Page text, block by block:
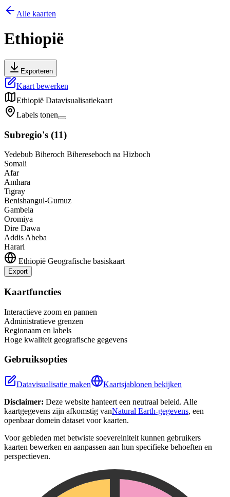
Alle kaarten
Ethiopië
Exporteren
Kaart bewerken
Ethiopië Datavisualisatiekaart
Labels tonen
Subregio's (11)
Yedebub Biheroch Bihereseboch na Hizboch
Somali
Afar
Amhara
Tigray
Benishangul-Gumuz
Gambela
Oromiya
Dire Dawa
Addis Abeba
Harari
Ethiopië Geografische basiskaart
Export
+
Kaartfuncties
Interactieve zoom en pannen
Administratieve grenzen
Regionaam en labels
Hoge kwaliteit geografische gegevens
Gebruiksopties
Datavisualisatie maken
Kaartsjablonen bekijken
Disclaimer: Deze website hanteert een neutraal beleid. Alle
kaartgegevens zijn afkomstig vanNatural Earth-gegevens, een
openbaar domein dataset voor kaarten.
Voor gebieden met betwiste soevereiniteit kunnen gebruikers
kaarten bewerken en aanpassen aan hun specifieke behoeften en
perspectieven.